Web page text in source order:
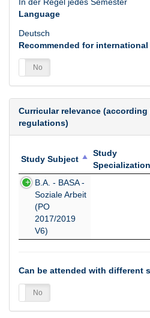
Language
Deutsch
Recommended for
No
Curricular relevance
regulations)
Study Subject
Study
Specialization
Study Subject
B.A. - BASA -
Soziale Arbeit
(PO
2017/2019
V6)
Can be attended with different
No